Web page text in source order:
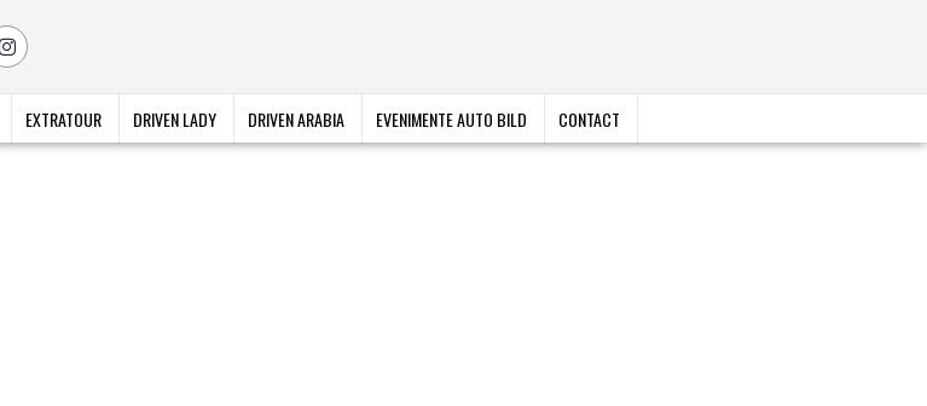
EXTRATOUR DRIVEN LADY DRIVEN ARABIA EVENIMENTE AUTO BILD CONTACT